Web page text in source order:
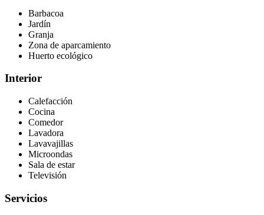
Barbacoa
Jardín
Granja
Zona de aparcamiento
Huerto ecológico
Interior
Calefacción
Cocina
Comedor
Lavadora
Lavavajillas
Microondas
Sala de estar
Televisión
Servicios